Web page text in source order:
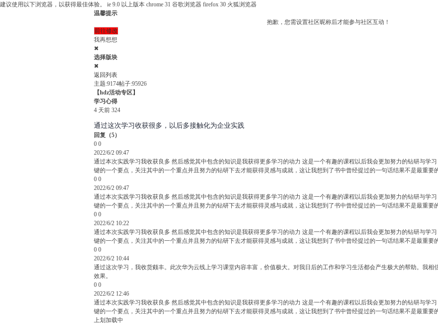
建议使用以下浏览器，以获得最佳体验。 ie 9.0 以上版本 chrome 31 谷歌浏览器 firefox 30 火狐浏览器
温馨提示
抱歉，您需设置社区昵称后才能参与社区互动！
前往修改
我再想想
✖
选择版块
✖
返回列表
主题:9174帖子:95926
【hdz活动专区】
学习心得
4 天前 324
通过这次学习收获很多，以后多接触化为企业实践
回复 （5）
0 0
2022/6/2 09:47
通过本次实践学习我收获良多 然后感觉其中包含的知识是我获得更多学习的动力 这是一个有趣的课程以后我会更加努力的钻研与学
键的一个要点，关注其中的一个重点并且努力的钻研下去才能获得灵感与成就，这让我想到了书中曾经提过的一句话结果不是最重要
0 0
2022/6/2 09:47
通过本次实践学习我收获良多 然后感觉其中包含的知识是我获得更多学习的动力 这是一个有趣的课程以后我会更加努力的钻研与学
键的一个要点，关注其中的一个重点并且努力的钻研下去才能获得灵感与成就，这让我想到了书中曾经提过的一句话结果不是最重要
0 0
2022/6/2 10:22
通过本次实践学习我收获良多 然后感觉其中包含的知识是我获得更多学习的动力 这是一个有趣的课程以后我会更加努力的钻研与学
键的一个要点，关注其中的一个重点并且努力的钻研下去才能获得灵感与成就，这让我想到了书中曾经提过的一句话结果不是最重要
0 0
2022/6/2 10:44
通过这次学习，我收货颇丰。此次华为云线上学习课堂内容丰富，价值极大。对我日后的工作和学习生活都会产生极大的帮助。我
效果。
0 0
2022/6/2 12:46
通过本次实践学习我收获良多 然后感觉其中包含的知识是我获得更多学习的动力 这是一个有趣的课程以后我会更加努力的钻研与学
键的一个要点，关注其中的一个重点并且努力的钻研下去才能获得灵感与成就，这让我想到了书中曾经提过的一句话结果不是最重要
上划加载中